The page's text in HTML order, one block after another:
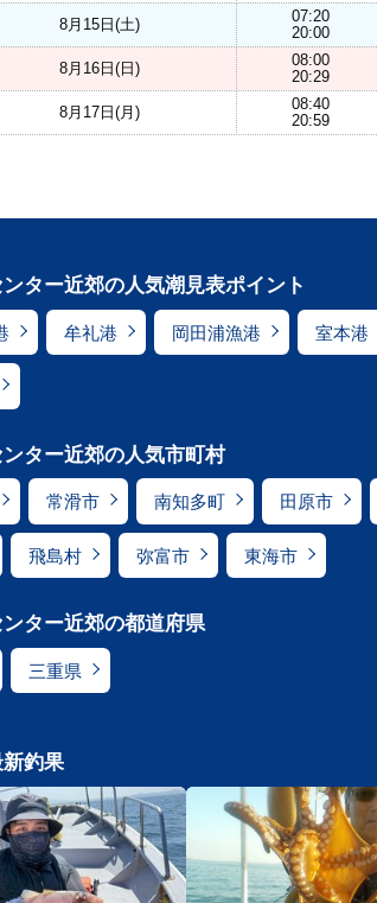
8月15日(土)
07:20
20:00
8月16日(日)
08:00
20:29
8月17日(月)
08:40
20:59
ター近郊の人気潮見表ポイント
牟礼港 岡田浦漁港 室本港
ター近郊の人気市町村
常滑市 南知多町 田原市
飛島村 弥富市 東海市
ター近郊の都道府県
三重県
釣果